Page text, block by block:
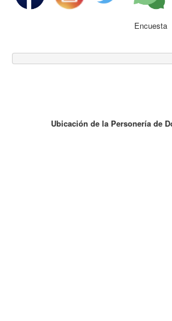
Encuesta
Ubicación de la Personería de